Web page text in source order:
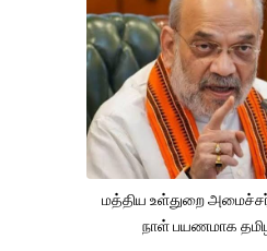
மத்திய உள்துறை
நாள் பயணமாக